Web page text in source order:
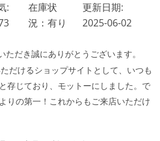
:
在庫状
況：有り
更新日期:
2025-06-02
ただき誠にありがとうございます。
だけるショップサイトとして、いつも
存じており、モットーにしました。で
りの第一！これからもご来店いただけ